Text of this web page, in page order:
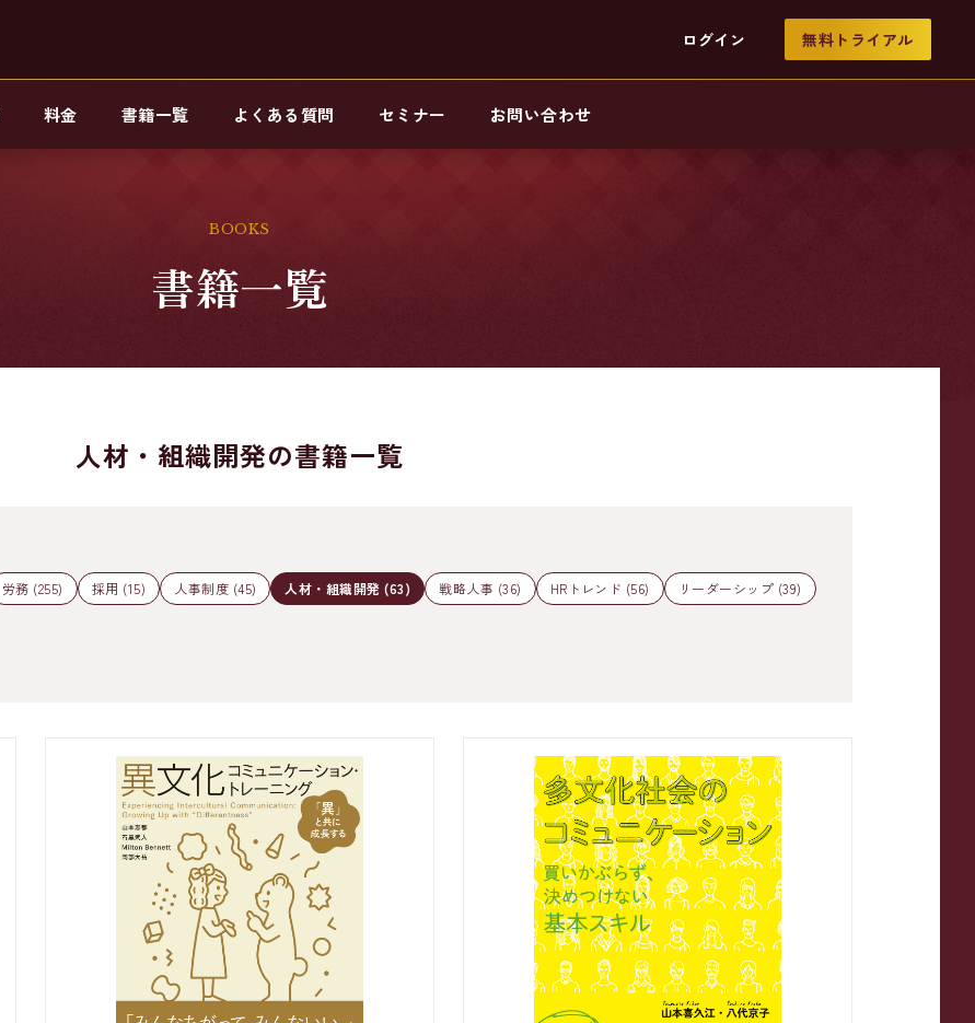
ログイン 無料トライアル
料金 書籍一覧 よくある質問 セミナー お問い合わせ
BOOKS
書籍一覧
人材・組織開発の書籍一覧
労務 (255) 採用 (15) 人事制度 (45) 人材・組織開発 (63) 戦略人事 (36) HRトレンド (56)
リーダーシップ (39)